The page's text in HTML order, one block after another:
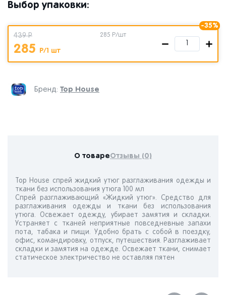
Бренд: Top House
Выбор упаковки:
-35%
439 Р
285 Р/1 шт
285 Р/шт
О товареОтзывы (0)
Top House спрей жидкий утюг разглаживания одежды и
ткани без использования утюга 100 мл
Спрей разглаживающий «Жидкий утюг». Средство для
разглаживания одежды и ткани без использования
утюга. Освежает одежду, убирает замятия и складки.
Устраняет с тканей неприятные повседневные запахи
пота, табака и пищи. Удобно брать с собой в поездку,
офис, командировку, отпуск, путешествия. Разглаживает
складки и замятия на одежде. Освежает ткани, cнимает
статическое электричество не оставляя пятен